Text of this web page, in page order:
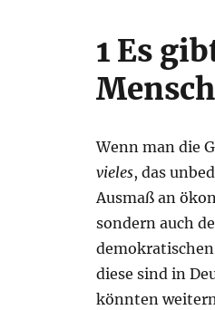
1 Es
Wenn man die
vieles, das
Ausmaß an
sondern auch
diese sind in
könnten